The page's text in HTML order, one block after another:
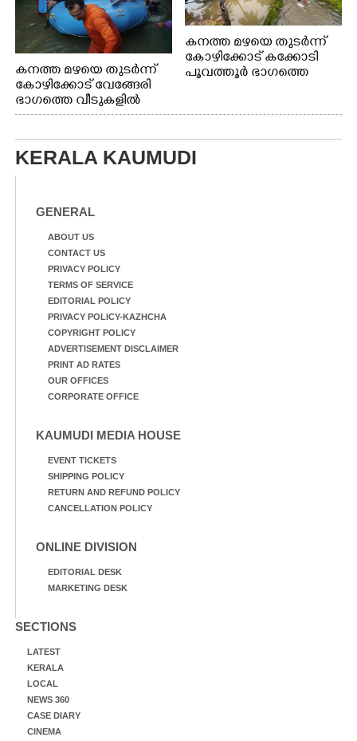
കനത്ത മഴയെ തുടർന്ന്
കോഴിക്കോട് വേങ്ങേരി
ഭാഗത്തെ വീടുകളിൽ
വെള്ളം
മാറ്റുന്ന സുരക്ഷാസേനാം
ഗങ്ങൾ
കനത്ത മഴയെ തുടർന്ന്
കോഴിക്കോട് കക്കോടി
പൂവത്തൂർ ഭാഗത്തെ
KERALA KAUMUDI
GENERAL
ABOUT US
CONTACT US
PRIVACY POLICY
TERMS OF SERVICE
EDITORIAL POLICY
PRIVACY POLICY-KAZHCHA
COPYRIGHT POLICY
ADVERTISEMENT DISCLAIMER
PRINT AD RATES
OUR OFFICES
CORPORATE OFFICE
KAUMUDI MEDIA HOUSE
EVENT TICKETS
SHIPPING POLICY
RETURN AND REFUND POLICY
CANCELLATION POLICY
ONLINE DIVISION
EDITORIAL DESK
MARKETING DESK
SECTIONS
LATEST
KERALA
LOCAL
NEWS 360
CASE DIARY
CINEMA